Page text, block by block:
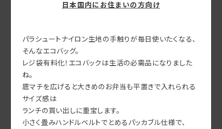
日本国内にお住まいの方向け
パラシュートナイロン生地の手触りが毎日使いたくなる、
そんなエコバッグ。
レジ袋有料化！エコバックは生活の必需品になりました
ね。
底マチを広げると大きめのお弁当も平置きで入れられる
サイズ感は
ランチの買い出しに重宝します。
小さく畳みハンドルベルトでとめるパッカブル仕様で、